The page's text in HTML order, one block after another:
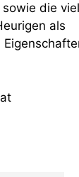
die
als